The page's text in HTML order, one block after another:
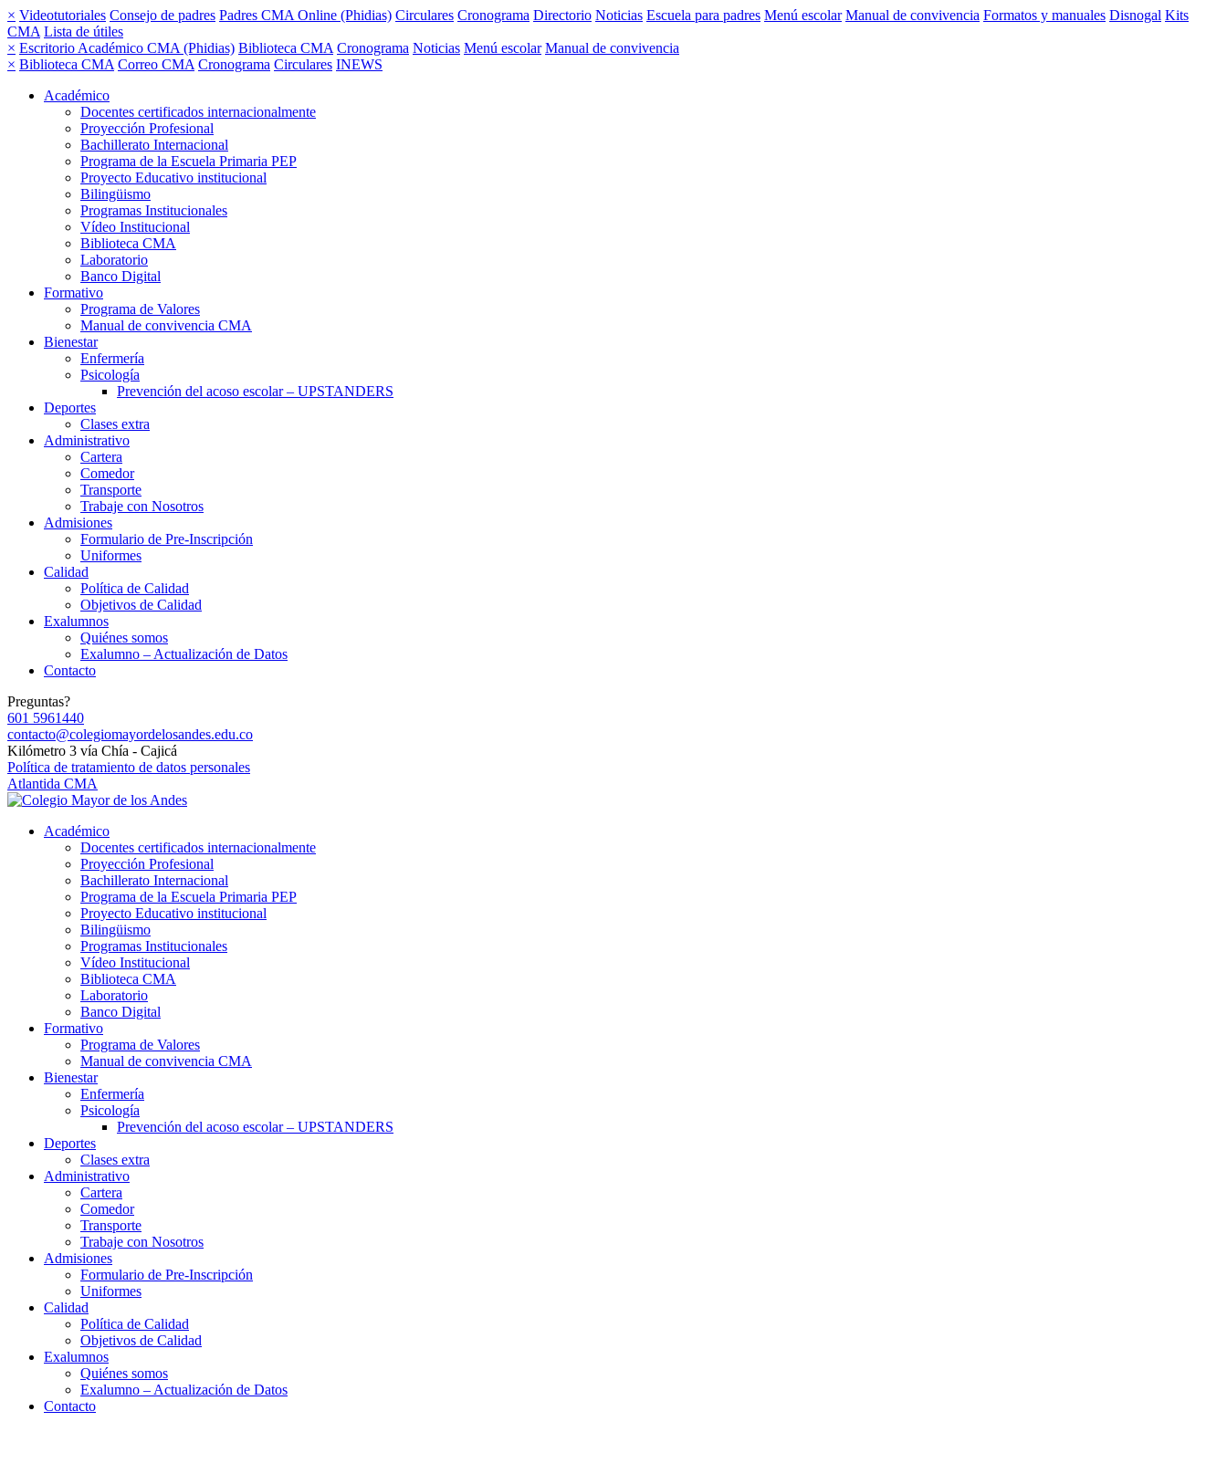
× Videotutoriales Consejo de padres Padres CMA Online (Phidias) Circulares Cronograma Directorio Noticias Escuela para padres Menú escolar Manual de convivencia Formatos y manuales Disnogal Kits
CMA Lista de útiles
× Escritorio Académico CMA (Phidias) Biblioteca CMA Cronograma Noticias Menú escolar Manual de convivencia
× Biblioteca CMA Correo CMA Cronograma Circulares INEWS
Académico
Docentes certificados internacionalmente
Proyección Profesional
Bachillerato Internacional
Programa de la Escuela Primaria PEP
Proyecto Educativo institucional
Bilingüismo
Programas Institucionales
Vídeo Institucional
Biblioteca CMA
Laboratorio
Banco Digital
Formativo
Programa de Valores
Manual de convivencia CMA
Bienestar
Enfermería
Psicología
Prevención del acoso escolar – UPSTANDERS
Deportes
Clases extra
Administrativo
Cartera
Comedor
Transporte
Trabaje con Nosotros
Admisiones
Formulario de Pre-Inscripción
Uniformes
Calidad
Política de Calidad
Objetivos de Calidad
Exalumnos
Quiénes somos
Exalumno – Actualización de Datos
Contacto
Preguntas?
601 5961440
contacto@colegiomayordelosandes.edu.co
Kilómetro 3 vía Chía - Cajicá
Política de tratamiento de datos personales
Atlantida CMA
Académico
Docentes certificados internacionalmente
Proyección Profesional
Bachillerato Internacional
Programa de la Escuela Primaria PEP
Proyecto Educativo institucional
Bilingüismo
Programas Institucionales
Vídeo Institucional
Biblioteca CMA
Laboratorio
Banco Digital
Formativo
Programa de Valores
Manual de convivencia CMA
Bienestar
Enfermería
Psicología
Prevención del acoso escolar – UPSTANDERS
Deportes
Clases extra
Administrativo
Cartera
Comedor
Transporte
Trabaje con Nosotros
Admisiones
Formulario de Pre-Inscripción
Uniformes
Calidad
Política de Calidad
Objetivos de Calidad
Exalumnos
Quiénes somos
Exalumno – Actualización de Datos
Contacto